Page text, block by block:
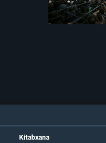
Kitabxana